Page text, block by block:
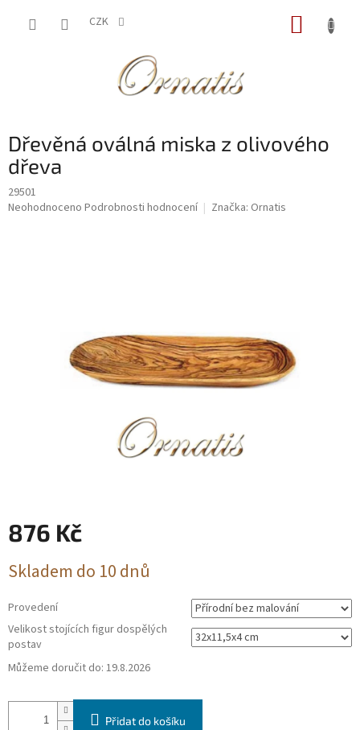
CZK
Dřevěná oválná miska z olivového
dřeva
29501
Průměrné
Neohodnoceno Podrobnosti hodnocení Značka: Ornatis
876 Kč
cena:
Skladem do 10 dnů
Provedení
Velikost stojících figur dospělých
postav
Můžeme doručit do: 19.8.2026
Přidat do košíku